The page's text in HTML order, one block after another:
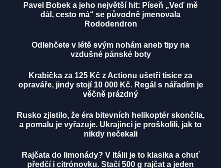
Pavel Bobek a jeho největší hit: Píseň „Veď mě
dál, cesto má“ se původně jmenovala
Rododendron
Odlehčete v létě svým nohám aneb tipy na
vzdušné pánské boty
Krabička za 125 Kč z Actionu ušetří tisíce za
opraváře, jindy stojí 10 000 Kč. Regál s nářadím je
věčně prázdný
Rusko zjistilo, že éra bitevních helikoptér skončila,
a pomalu je vyřazuje. Ukrajinci je proškolili, jak to
nikdy nečekali
Rajčata do limonády? V Itálii je to klasika a chuť
předčí i citrónovku. Stačí 500 g rajčat a jeden